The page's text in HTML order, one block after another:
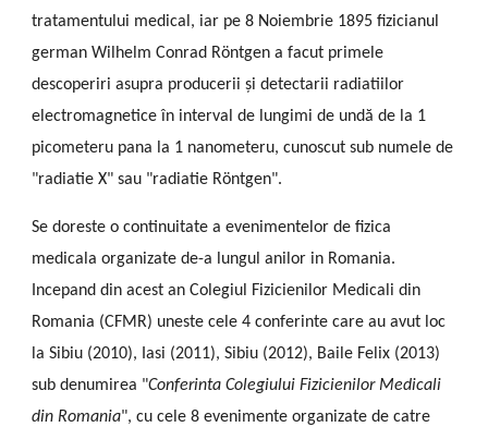
tratamentului medical, iar pe 8 Noiembrie 1895 fizicianul
german Wilhelm Conrad Röntgen a facut primele
descoperiri asupra producerii și detectarii radiatiilor
electromagnetice în interval de lungimi de undă de la 1
picometeru pana la 1 nanometeru, cunoscut sub numele de
"radiatie X" sau "radiatie Röntgen".
Se doreste o continuitate a evenimentelor de fizica
medicala organizate de-a lungul anilor in Romania.
Incepand din acest an Colegiul Fizicienilor Medicali din
Romania (CFMR) uneste cele 4 conferinte care au avut loc
la Sibiu (2010), Iasi (2011), Sibiu (2012), Baile Felix (2013)
sub denumirea "Conferinta Colegiului Fizicienilor Medicali
din Romania", cu cele 8 evenimente organizate de catre